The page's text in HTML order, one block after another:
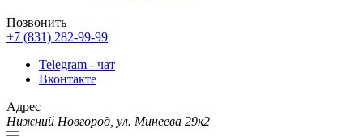
Позвонить
+7 (831) 282-99-99
Telegram - чат
Вконтакте
Адрес
Нижний Новгород, ул. Минеева 29к2